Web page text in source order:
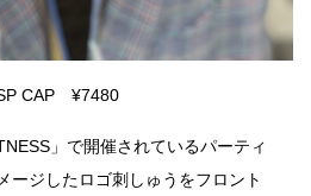
CAP ¥7480
」で開催されているパーティ
ージしたロゴ刺しゅうをフロント